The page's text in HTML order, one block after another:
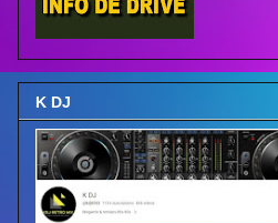
K DJ